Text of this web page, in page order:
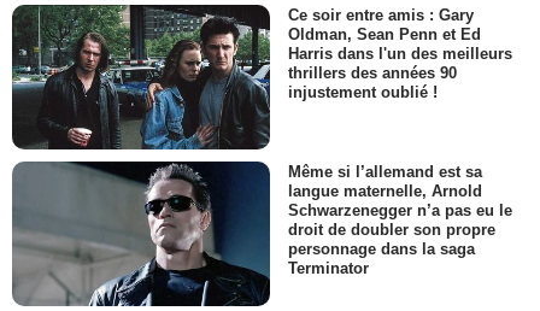
Ce soir entre amis : Gary
Oldman, Sean Penn et Ed
Harris dans l'un des meilleurs
thrillers des années 90
injustement oublié !
Même si l’allemand est sa
langue maternelle, Arnold
Schwarzenegger n’a pas eu le
droit de doubler son propre
personnage dans la saga
Terminator